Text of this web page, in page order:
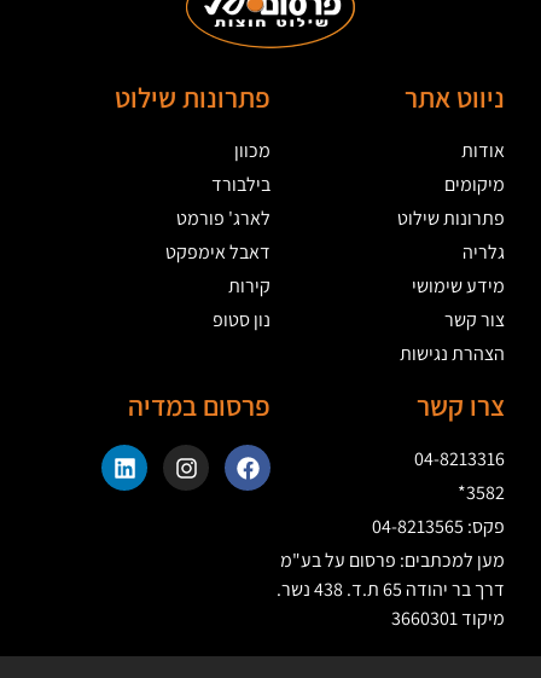
ניווט אתר
אודות
מיקומים
פתרונות שילוט
גלריה
מידע שימושי
צור קשר
הצהרת נגישות
פתרונות שילוט
מכוון
בילבורד
לארג' פורמט
דאבל אימפקט
קירות
נון סטופ
צרו קשר
04-8213316
3582*
פקס: 04-8213565
מען למכתבים: פרסום על בע"מ
דרך בר יהודה 65 ת.ד. 438 נשר.
מיקוד 3660301
פרסום במדיה